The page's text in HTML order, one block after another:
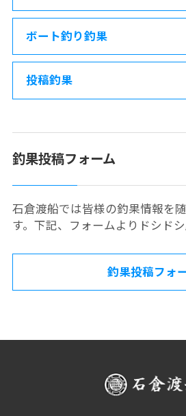
ボート釣り釣果
投稿釣果
釣果投稿フォーム
石倉渡船では皆様の釣果情報を
す。下記、フォームよりドシド
釣果投稿フォ